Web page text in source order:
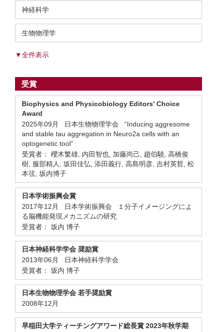
神経科学
生物物理学
▼全件表示
受賞
Biophysics and Physicobiology Editors' Choice
Award
2025年09月 日本生物物理学会 “Inducing aggresome
and stable tau aggregation in Neuro2a cells with an
optogenetic tool”
受賞者： 櫻木繁雄, 内田智也, 加藤尚己, 趙伯驍, 高橋俊
樹, 服部精人, 坂田佳弘, 添田義行, 高島明彦, 吉村英哲, 松
本弦, 坂内博子
日本学術振興会賞
2017年12月 日本学術振興会 １分子イメージングによ
る脳機能発現メカニズムの研究
受賞者： 坂内 博子
日本神経科学学会 奨励賞
2013年06月 日本神経科学学会
受賞者： 坂内 博子
日本生物物理学会 若手奨励賞
2008年12月
早稲田大学ティーチングアワード総長賞 2023年秋学期